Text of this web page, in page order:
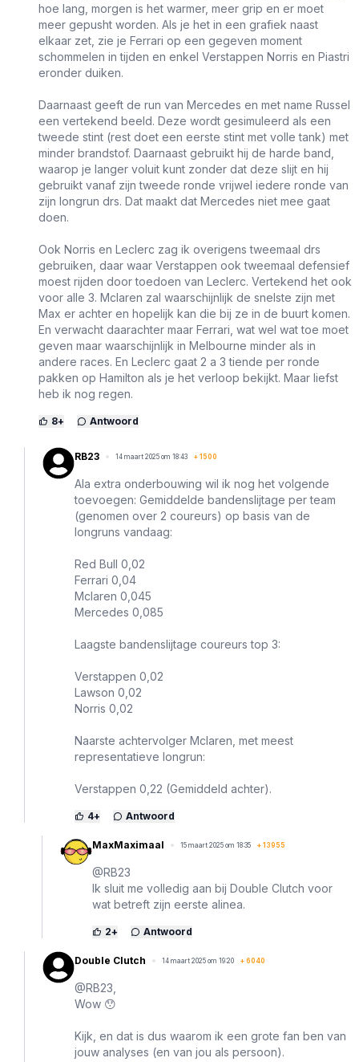
hoe lang, morgen is het warmer, meer grip en er moet
meer gepusht worden. Als je het in een grafiek naast
elkaar zet, zie je Ferrari op een gegeven moment
schommelen in tijden en enkel Verstappen Norris en Piastri
eronder duiken.
Daarnaast geeft de run van Mercedes en met name Russel
een vertekend beeld. Deze wordt gesimuleerd als een
tweede stint (rest doet een eerste stint met volle tank) met
minder brandstof. Daarnaast gebruikt hij de harde band,
waarop je langer voluit kunt zonder dat deze slijt en hij
gebruikt vanaf zijn tweede ronde vrijwel iedere ronde van
zijn longrun drs. Dat maakt dat Mercedes niet mee gaat
doen.
Ook Norris en Leclerc zag ik overigens tweemaal drs
gebruiken, daar waar Verstappen ook tweemaal defensief
moest rijden door toedoen van Leclerc. Vertekend het ook
voor alle 3. Mclaren zal waarschijnlijk de snelste zijn met
Max er achter en hopelijk kan die bij ze in de buurt komen.
En verwacht daarachter maar Ferrari, wat wel wat toe moet
geven maar waarschijnlijk in Melbourne minder als in
andere races. En Leclerc gaat 2 a 3 tiende per ronde
pakken op Hamilton als je het verloop bekijkt. Maar liefst
heb ik nog regen.
8+ Antwoord
RB23 14 maart 2025 om 18:43 + 1500
Ala extra onderbouwing wil ik nog het volgende
toevoegen: Gemiddelde bandenslijtage per team
(genomen over 2 coureurs) op basis van de
longruns vandaag:
Red Bull 0,02
Ferrari 0,04
Mclaren 0,045
Mercedes 0,085
Laagste bandenslijtage coureurs top 3:
Verstappen 0,02
Lawson 0,02
Norris 0,02
Naarste achtervolger Mclaren, met meest
representatieve longrun:
Verstappen 0,22 (Gemiddeld achter).
4+ Antwoord
MaxMaximaal 15 maart 2025 om 18:35 + 13955
@RB23
Ik sluit me volledig aan bij Double Clutch voor
wat betreft zijn eerste alinea.
2+ Antwoord
Double Clutch 14 maart 2025 om 19:20 + 6040
@RB23,
Wow 😯
Kijk, en dat is dus waarom ik een grote fan ben van
jouw analyses (en van jou als persoon).